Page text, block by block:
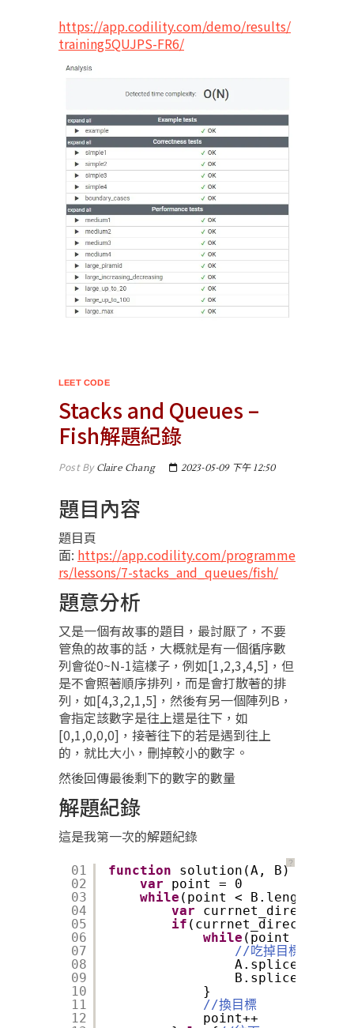
https://app.codility.com/demo/results/
training5QUJPS-FR6/
LEET CODE
Stacks and Queues –
Fish解題紀錄
Post ByClaire Chang 2023-05-09 下午 12:50
題目內容
題目頁
面: https://app.codility.com/programme
rs/lessons/7-stacks_and_queues/fish/
題意分析
又是一個有故事的題目，最討厭了，不要
管魚的故事的話，大概就是有一個循序數
列會從0~N-1這樣子，例如[1,2,3,4,5]，但
是不會照著順序排列，而是會打散著的排
列，如[4,3,2,1,5]，然後有另一個陣列B，
會指定該數字是往上還是往下，如
[0,1,0,0,0]，接著往下的若是遇到往上
的，就比大小，刪掉較小的數字。
然後回傳最後剩下的數字的數量
解題紀錄
這是我第一次的解題紀錄
？
01
02
03
04
05
06
07
08
09
10
11
12
function
solution(A, B) {
var
point = 0
while (point < B.length){
var
currnet_direction
if (currnet_direction
while (point > 0
//吃掉目標
}
//換目標
point++